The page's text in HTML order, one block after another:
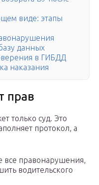
виде: этапы
данных
в ГИБДД
наказания
прав
только суд. Это
протокол, а
все правонарушения,
водительского